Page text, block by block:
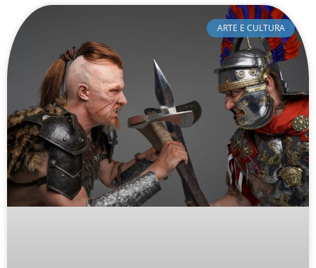
ARTE E CULTURA